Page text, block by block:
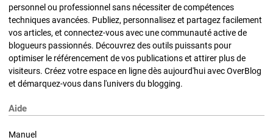
personnel ou professionnel sans nécessiter de compétences
techniques avancées. Publiez, personnalisez et partagez facilement
vos articles, et connectez-vous avec une communauté active de
blogueurs passionnés. Découvrez des outils puissants pour
optimiser le référencement de vos publications et attirer plus de
visiteurs. Créez votre espace en ligne dès aujourd'hui avec OverBlog
et démarquez-vous dans l'univers du blogging.
Aide
Manuel